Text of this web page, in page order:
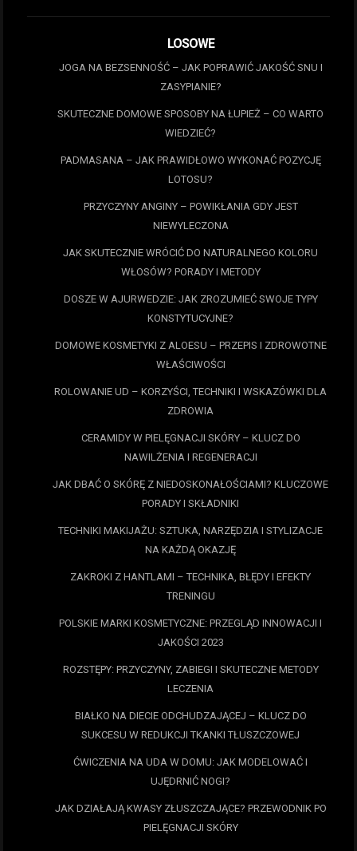
LOSOWE
JOGA NA BEZSENNOŚĆ – JAK POPRAWIĆ JAKOŚĆ SNU I
ZASYPIANIE?
SKUTECZNE DOMOWE SPOSOBY NA ŁUPIEŻ – CO WARTO
WIEDZIEĆ?
PADMASANA – JAK PRAWIDŁOWO WYKONAĆ POZYCJĘ
LOTOSU?
PRZYCZYNY ANGINY – POWIKŁANIA GDY JEST
NIEWYLECZONA
JAK SKUTECZNIE WRÓCIĆ DO NATURALNEGO KOLORU
WŁOSÓW? PORADY I METODY
DOSZE W AJURWEDZIE: JAK ZROZUMIEĆ SWOJE TYPY
KONSTYTUCYJNE?
DOMOWE KOSMETYKI Z ALOESU – PRZEPIS I ZDROWOTNE
WŁAŚCIWOŚCI
ROLOWANIE UD – KORZYŚCI, TECHNIKI I WSKAZÓWKI DLA
ZDROWIA
CERAMIDY W PIELĘGNACJI SKÓRY – KLUCZ DO
NAWILŻENIA I REGENERACJI
JAK DBAĆ O SKÓRĘ Z NIEDOSKONAŁOŚCIAMI? KLUCZOWE
PORADY I SKŁADNIKI
TECHNIKI MAKIJAŻU: SZTUKA, NARZĘDZIA I STYLIZACJE
NA KAŻDĄ OKAZJĘ
ZAKROKI Z HANTLAMI – TECHNIKA, BŁĘDY I EFEKTY
TRENINGU
POLSKIE MARKI KOSMETYCZNE: PRZEGLĄD INNOWACJI I
JAKOŚCI 2023
ROZSTĘPY: PRZYCZYNY, ZABIEGI I SKUTECZNE METODY
LECZENIA
BIAŁKO NA DIECIE ODCHUDZAJĄCEJ – KLUCZ DO
SUKCESU W REDUKCJI TKANKI TŁUSZCZOWEJ
ĆWICZENIA NA UDA W DOMU: JAK MODELOWAĆ I
UJĘDRNIĆ NOGI?
JAK DZIAŁAJĄ KWASY ZŁUSZCZAJĄCE? PRZEWODNIK PO
PIELĘGNACJI SKÓRY